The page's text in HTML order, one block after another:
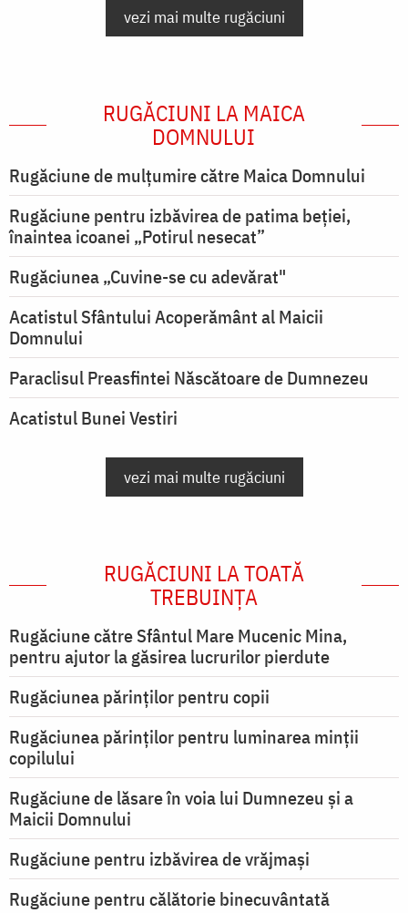
vezi mai multe rugăciuni
RUGĂCIUNI LA MAICA
DOMNULUI
Rugăciune de mulţumire către Maica Domnului
Rugăciune pentru izbăvirea de patima beției,
înaintea icoanei „Potirul nesecat”
Rugăciunea „Cuvine-se cu adevărat"
Acatistul Sfântului Acoperământ al Maicii
Domnului
Paraclisul Preasfintei Născătoare de Dumnezeu
Acatistul Bunei Vestiri
vezi mai multe rugăciuni
RUGĂCIUNI LA TOATĂ
TREBUINȚA
Rugăciune către Sfântul Mare Mucenic Mina,
pentru ajutor la găsirea lucrurilor pierdute
Rugăciunea părinților pentru copii
Rugăciunea părinților pentru luminarea minţii
copilului
Rugăciune de lăsare în voia lui Dumnezeu şi a
Maicii Domnului
Rugăciune pentru izbăvirea de vrăjmași
Rugăciune pentru călătorie binecuvântată